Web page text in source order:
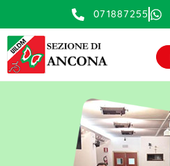
071887255